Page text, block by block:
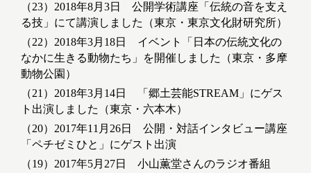
（23）2018年8月3日 公開学術講座「伝統の音を支え
る技」にて講演しました（東京・東京文化財研究所）
（22）2018年3月18日 イベント「日本の伝統文化の
なかに生きる動物たち」を開催しました（東京・多摩
動物公園）
（21）2018年3月14日 「郷土芸能STREAM」にゲス
ト出演しました（東京・六本木）
（20）2017年11月26日 公開・対話インタビュー講座
「ペチゼミひと」にゲスト出演
（19）2017年5月27日 小山薫堂さんのラジオ番組